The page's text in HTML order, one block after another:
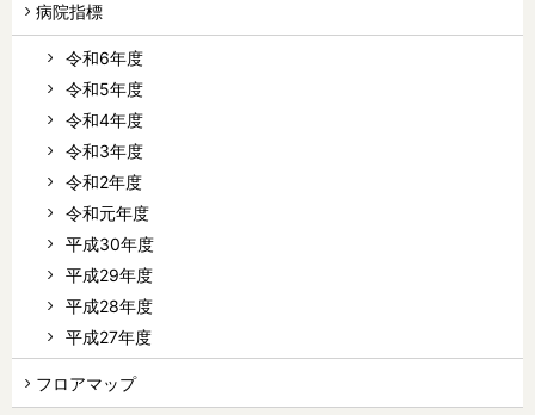
病院指標
令和6年度
令和5年度
令和4年度
令和3年度
令和2年度
令和元年度
平成30年度
平成29年度
平成28年度
平成27年度
フロアマップ